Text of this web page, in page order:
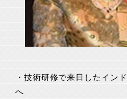
・技術研修で来日したイン
へ